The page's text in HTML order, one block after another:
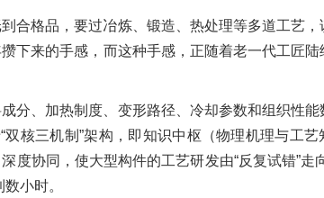
合格品，要过冶炼、锻造、热处理等多道工艺，
下来的手感，而这种手感，正随着老一代工匠陆
分、加热制度、变形路径、冷却参数和组织性能
核三机制”架构，即知识中枢（物理机理与工艺
度协同，使大型构件的工艺研发由“反复试错”走
小时。